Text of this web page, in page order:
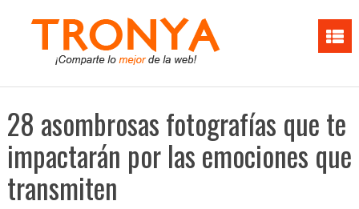
28 asombrosas fotografías que te
impactarán por las emociones que
transmiten